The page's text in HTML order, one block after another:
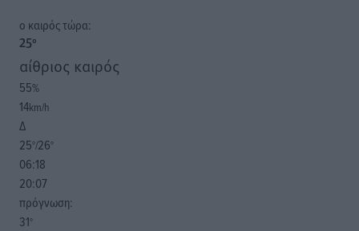
o καιρός τώρα:
25°
αίθριος καιρός
55%
14km/h
Δ
25°/26°
06:18
20:07
πρόγνωση:
31°